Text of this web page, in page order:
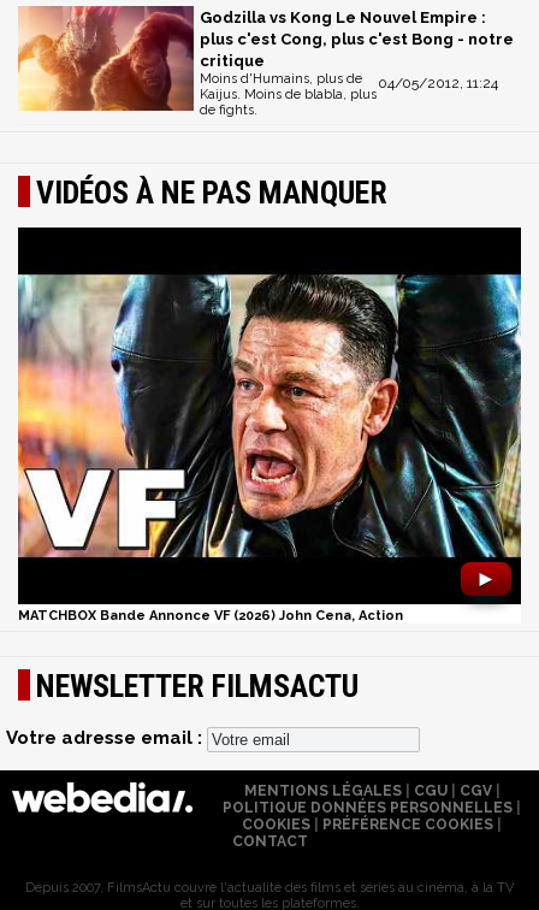
Godzilla vs Kong Le Nouvel Empire :
plus c'est Cong, plus c'est Bong - notre
critique
04/05/2012, 11:24
Moins d'Humains, plus de
Kaijus. Moins de blabla, plus
de fights.
VIDÉOS À NE PAS MANQUER
►
MATCHBOX Bande Annonce VF (2026) John Cena, Action
NEWSLETTER FILMSACTU
Votre adresse email :
MENTIONS LÉGALES| CGU| CGV|
POLITIQUE DONNÉES PERSONNELLES
COOKIES
PRÉFÉRENCE COOKIES
CONTACT
Depuis 2007, FilmsActu couvre l'actualité des films et séries au cinéma, à la TV
et sur toutes les plateformes.